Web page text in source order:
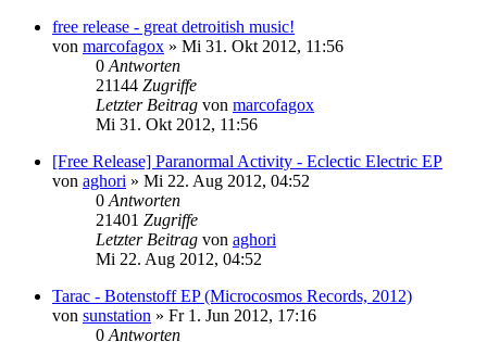
free release - great detroitish music!
von marcofagox » Mi 31. Okt 2012, 11:56
0 Antworten
21144 Zugriffe
Letzter Beitrag von marcofagox
Mi 31. Okt 2012, 11:56
[Free Release] Paranormal Activity - Eclectic Electric EP
von aghori » Mi 22. Aug 2012, 04:52
0 Antworten
21401 Zugriffe
Letzter Beitrag von aghori
Mi 22. Aug 2012, 04:52
Tarac - Botenstoff EP (Microcosmos Records, 2012)
von sunstation » Fr 1. Jun 2012, 17:16
0 Antworten